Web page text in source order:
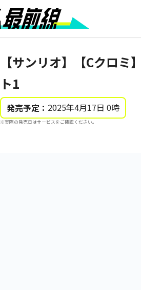
【サンリオ】【Cクロ
ト1
発売予定： 2025年4月17日 0時
※実際の発売日はサービスをご確認ください。